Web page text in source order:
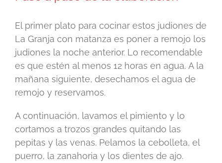
El primer plato para cocinar estos judiones de
La Granja con matanza es poner a remojo los
judiones la noche anterior. Lo recomendable
es que estén al menos 12 horas en agua. A la
mañana siguiente, desechamos el agua de
remojo y reservamos.
A continuación, lavamos el pimiento y lo
cortamos a trozos grandes quitando las
pepitas y las venas. Pelamos la cebolleta, el
puerro, la zanahoria y los dientes de ajo.